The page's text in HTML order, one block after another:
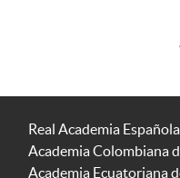
Real Academia Española
Academia Colombiana
Academia Ecuatoriana